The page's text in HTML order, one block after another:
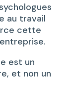
au travail
cette
est un
et non un